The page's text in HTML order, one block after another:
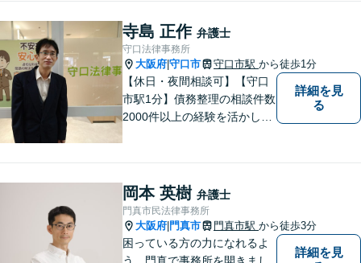
け、少しでもお気持ちが和ら
ぐよう心がけております。
寺島 正作 弁護士
守口法律事務所
大阪府 守口市 守口市駅 から徒歩1分
【休日・夜間相談可】【守口
市駅1分】債務整理の相談件数
2000件以上の経験を活かし、
頼者様が不安を抱かないよう
に、わかりやすく的確なアド
バイスを心がけております。
詳細を見
る
岡本 英樹 弁護士
門真市民法律事務所
大阪府 門真市 門真市駅 から徒歩3分
困っている方の力になれるよ
う、門真で事務所を開きまし
詳細を見